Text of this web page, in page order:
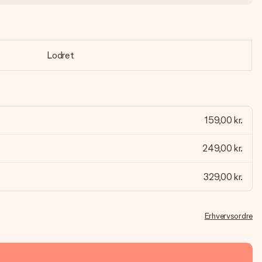
Lodret
159,00 kr.
249,00 kr.
329,00 kr.
Erhvervsordre